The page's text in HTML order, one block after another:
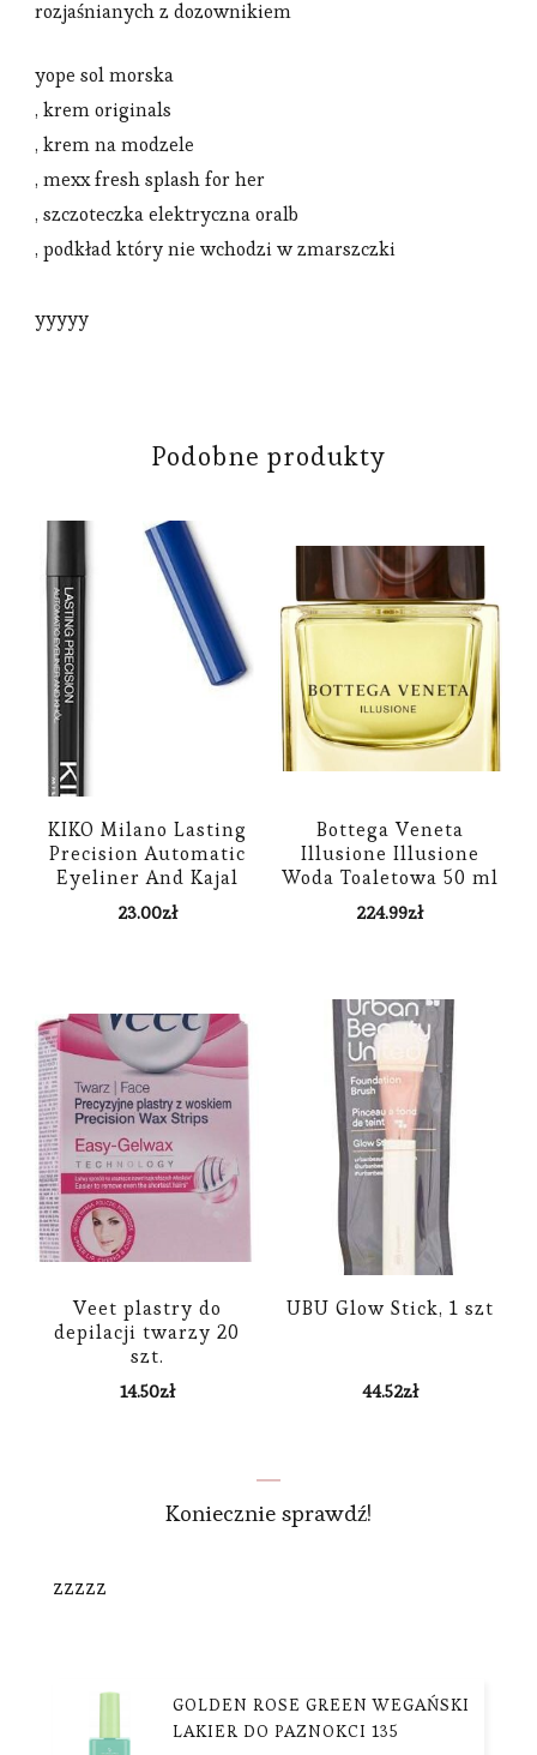
rozjaśnianych z dozownikiem
yope sol morska
, krem originals
, krem na modzele
, mexx fresh splash for her
, szczoteczka elektryczna oralb
, podkład który nie wchodzi w zmarszczki
yyyyy
Podobne produkty
KIKO Milano Lasting
Precision Automatic
Eyeliner And Kajal
kredka do oczu 06
Dark Ultramarine
23.00zł
Bottega Veneta
Illusione Illusione
Woda Toaletowa 50 ml
224.99zł
Veet plastry do
depilacji twarzy 20
szt.
14.50zł
UBU Glow Stick, 1 szt
44.52zł
Koniecznie sprawdź!
zzzzz
GOLDEN ROSE GREEN WEGAŃSKI
LAKIER DO PAZNOKCI 135